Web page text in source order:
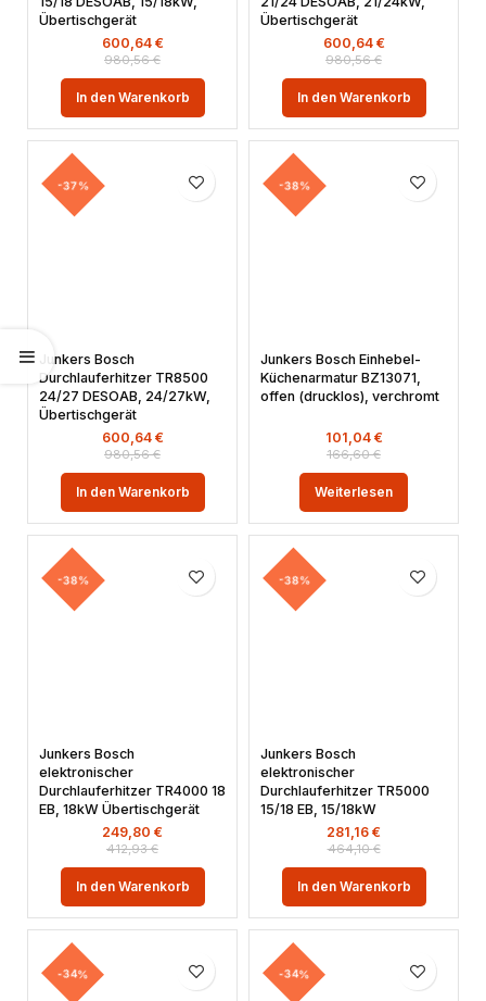
Übertischgerät
980,56€
600,64 €
In den Warenkorb
Übertischgerät
980,56€
600,64 €
In den Warenkorb
-37%
Junkers Bosch
Durchlauferhitzer TR8500
24/27 DESOAB, 24/27kW,
Übertischgerät
980,56€
600,64 €
In den Warenkorb
-38%
Junkers Bosch Einhebel-
Küchenarmatur BZ13071,
offen (drucklos), verchromt
166,60€
101,04 €
Weiterlesen
-38%
Junkers Bosch
elektronischer
Durchlauferhitzer TR4000 18
EB, 18kW Übertischgerät
412,93€
249,80 €
In den Warenkorb
-38%
Junkers Bosch
elektronischer
Durchlauferhitzer TR5000
15/18 EB, 15/18kW
464,10€
281,16 €
In den Warenkorb
-34% -34%